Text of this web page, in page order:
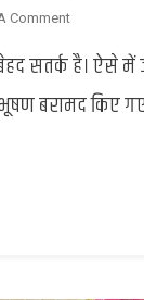
CommentOn
जीआरपी
ने
सतर्क है। ऐसे में
बरामद किए